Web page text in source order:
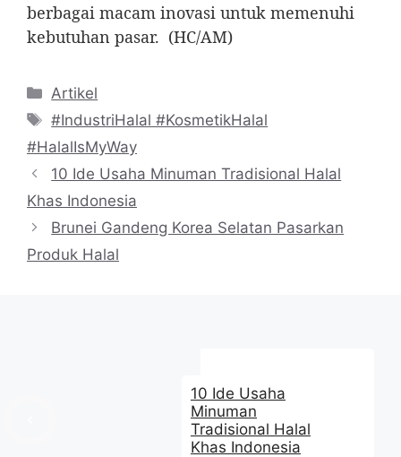
berbagai macam inovasi untuk memenuhi
kebutuhan pasar. (HC/AM)
Kategori
Artikel
Tag
#IndustriHalal #KosmetikHalal
#HalalIsMyWay
10 Ide Usaha Minuman Tradisional Halal
Khas Indonesia
Brunei Gandeng Korea Selatan Pasarkan
Produk Halal
10 Ide Usaha
Minuman
Tradisional Halal
Khas Indonesia